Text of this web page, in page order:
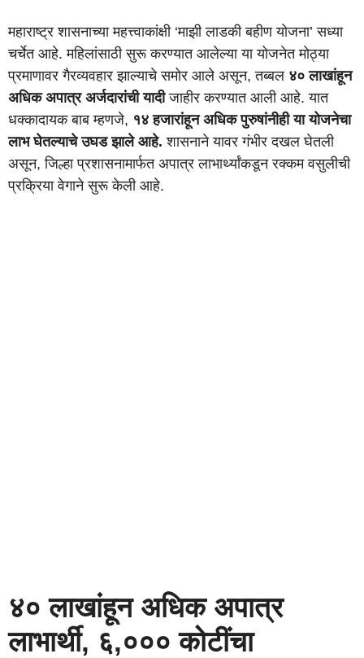
महाराष्ट्र शासनाच्या महत्त्वाकांक्षी ‘माझी लाडकी बहीण योजना’ सध्या
चर्चेत आहे. महिलांसाठी सुरू करण्यात आलेल्या या योजनेत मोठ्या
प्रमाणावर गैरव्यवहार झाल्याचे समोर आले असून, तब्बल ४० लाखांहून
अधिक अपात्र अर्जदारांची यादीजाहीर करण्यात आली आहे. यात
धक्कादायक बाब म्हणजे, १४ हजारांहून अधिक पुरुषांनीही या योजनेचा
लाभ घेतल्याचे उघड झाले आहे. शासनाने यावर गंभीर दखल घेतली
असून, जिल्हा प्रशासनामार्फत अपात्र लाभार्थ्यांकडून रक्कम वसुलीची
प्रक्रिया वेगाने सुरू केली आहे.
४० लाखांहून अधिक अपात्र
लाभार्थी, ६,००० कोटींचा